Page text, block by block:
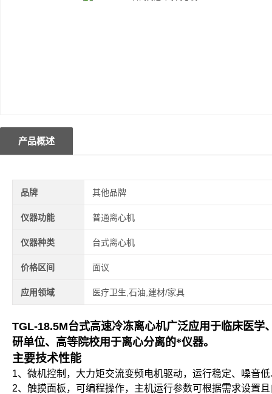
产品概述
品牌 其他品牌
仪器功能 普通离心机
仪器种类 台式离心机
价格区间 面议
应用领域 医疗卫生,石油,建材/家具
TGL-18.5M台式高速冷冻离心机广泛应用于临床医学
研单位、高等院校用于离心分离的*仪器。
主要技术性能
1、微机控制，大力矩交流变频电机驱动，运行稳定、噪音
2、触摸面板，可编程操作，主机运行参数可根据需求设置